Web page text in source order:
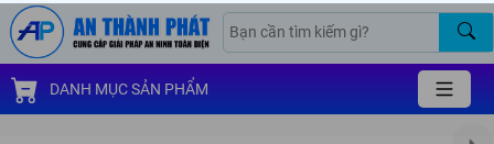
DANH MỤC SẢN PHẨM